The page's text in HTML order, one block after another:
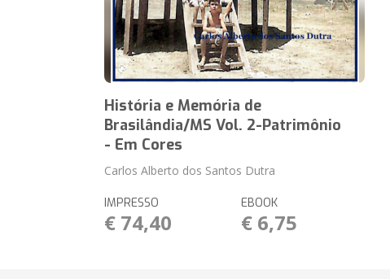
História e Memória de
Brasilândia/MS Vol. 2-Patrimônio
- Em Cores
Carlos Alberto dos Santos Dutra
IMPRESSO
€ 74,40
EBOOK
€ 6,75